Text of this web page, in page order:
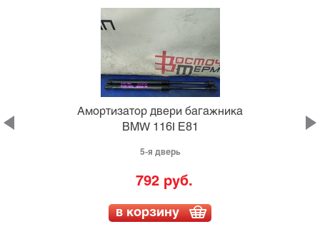
Амортизатор двери багажника
BMW 116I E81
5-я дверь
792 руб.
в корзину